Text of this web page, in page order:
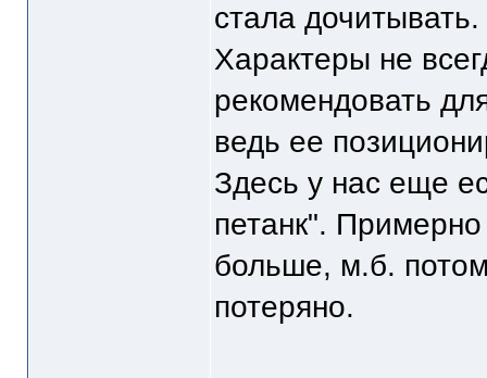
стала
Характеры не
рекомендовать
ведь ее
Здесь у нас еще
петанк".
больше, м.б.
потеряно.